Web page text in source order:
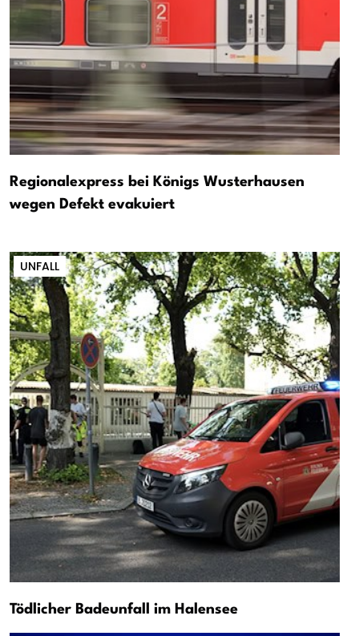
Regionalexpress bei Königs Wusterhausen
wegen Defekt evakuiert
UNFALL
Tödlicher Badeunfall im Halensee